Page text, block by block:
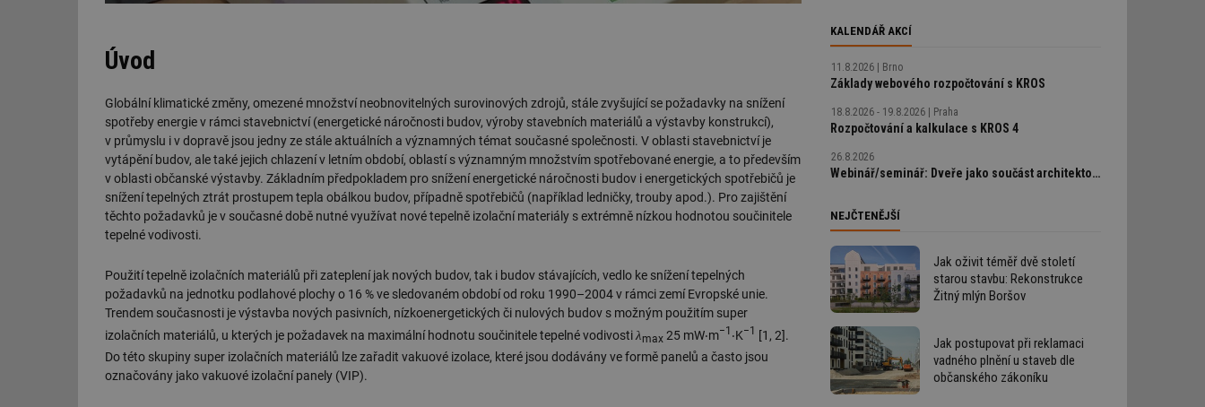
Úvod
Globální klimatické změny, omezené množství neobnovitelných surovinových zdrojů, stále zvyšující se požadavky na snížení
spotřeby energie v rámci stavebnictví (energetické náročnosti budov, výroby stavebních materiálů a výstavby konstrukcí),
v průmyslu i v dopravě jsou jedny ze stále aktuálních a významných témat současné společnosti. V oblasti stavebnictví je
vytápění budov, ale také jejich chlazení v letním období, oblastí s významným množstvím spotřebované energie, a to především
v oblasti občanské výstavby. Základním předpokladem pro snížení energetické náročnosti budov i energetických spotřebičů je
snížení tepelných ztrát prostupem tepla obálkou budov, případně spotřebičů (například ledničky, trouby apod.). Pro zajištění
těchto požadavků je v současné době nutné využívat nové tepelně izolační materiály s extrémně nízkou hodnotou součinitele
tepelné vodivosti.
Použití tepelně izolačních materiálů při zateplení jak nových budov, tak i budov stávajících, vedlo ke snížení tepelných
požadavků na jednotku podlahové plochy o 16 % ve sledovaném období od roku 1990–2004 v rámci zemí Evropské unie.
Trendem současnosti je výstavba nových pasivních, nízkoenergetických či nulových budov s možným použitím super
izolačních materiálů, u kterých je požadavek na maximální hodnotu součinitele tepelné vodivostiλmax 25 mW‧m−1 ‧K−1
[1, 2].
Do této skupiny super izolačních materiálů lze zařadit vakuové izolace, které jsou dodávány ve formě panelů a často jsou
označovány jako vakuové izolační panely (VIP).
KALENDÁŘ AKCÍ
11.8.2026 Brno
Základy webového rozpočtování s KROS
18.8.2026 - 19.8.2026 Praha
Rozpočtování a kalkulace s KROS 4
26.8.2026
Webinář/seminář: Dveře jako součást architektonického detailu, technické řešení bez chyb
NEJČTENĚJŠÍ
Jak oživit téměř dvě století
starou stavbu: Rekonstrukce
Žitný mlýn Boršov
Jak postupovat při reklamaci
vadného plnění u staveb dle
občanského zákoníku